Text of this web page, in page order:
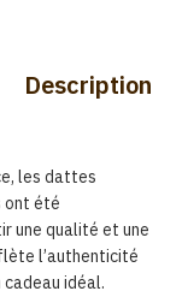
Description
les dattes
ont été
une qualité et une
l’authenticité
idéal.